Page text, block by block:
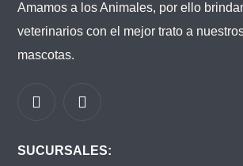
Amamos a los Animales, por ello
veterinarios con el mejor trato a
mascotas.
SUCURSALES: